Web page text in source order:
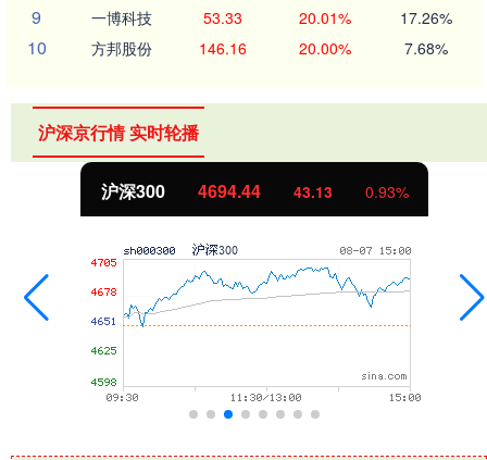
9 一博科技 53.33 20.01% 17.26%
10 方邦股份 146.16 20.00% 7.68%
沪深京行情 实时轮播
沪深300 4694.44 43.13 0.93%